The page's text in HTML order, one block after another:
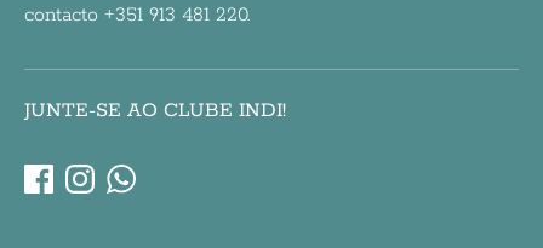
contacto +351 913 481 220.
JUNTE-SE AO CLUBE INDI!